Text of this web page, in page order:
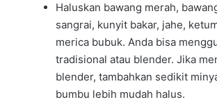
Haluskan bawang merah,
sangrai, kunyit bakar, jahe,
merica bubuk. Anda bisa
tradisional atau blender. Jika
blender, tambahkan sedikit
bumbu lebih mudah halus.